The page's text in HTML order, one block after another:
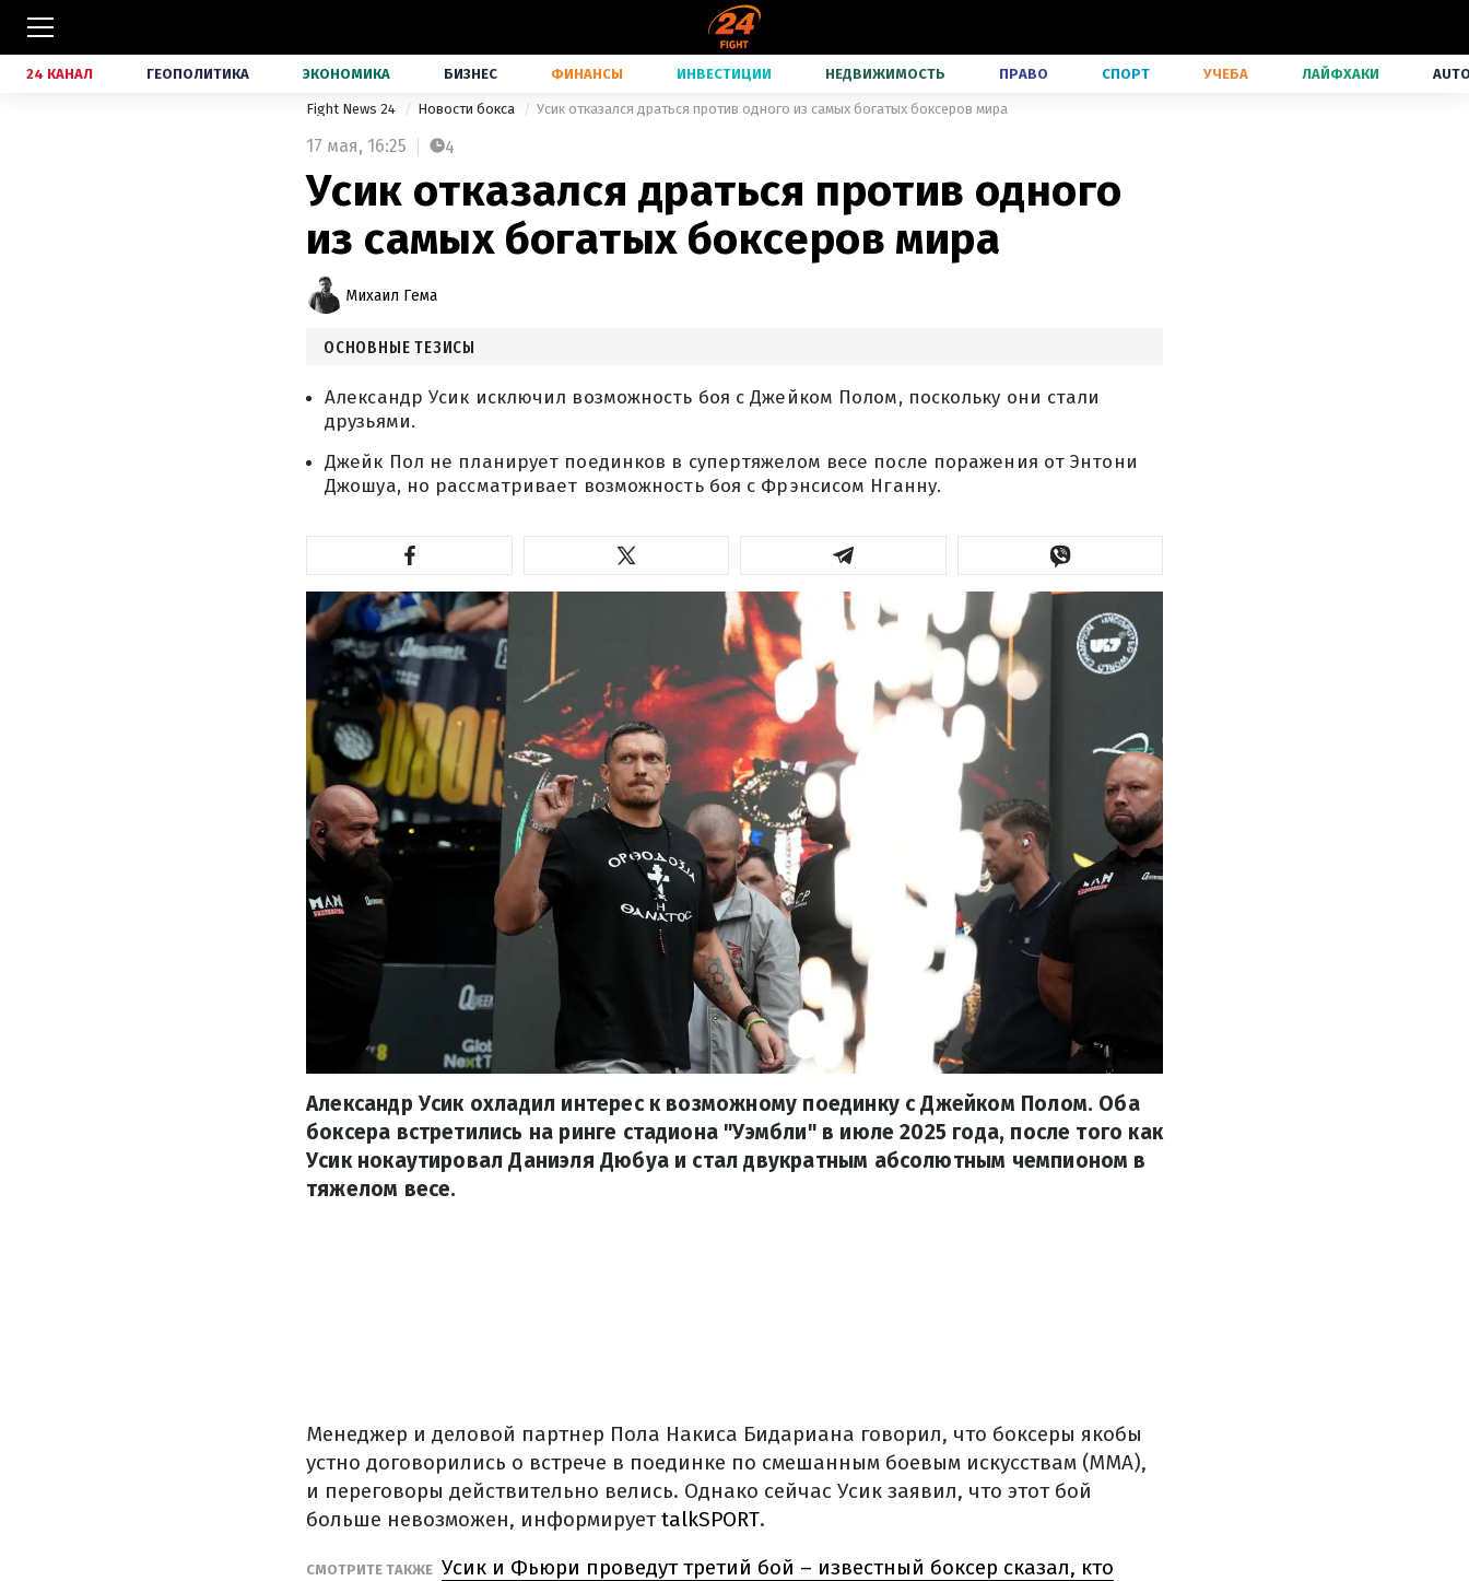
24 КАНАЛ ГЕОПОЛИТИКА ЭКОНОМИКА БИЗНЕС ФИНАНСЫ ИНВЕСТИЦИИ НЕДВИЖИМОСТЬ ПРАВО СПОРТ УЧЕБА ЛАЙФХАКИ
Fight News 24 Новости бокса Усик отказался драться против одного из самых богатых боксеров мира
17 мая, 16:25 4
Усик отказался драться против одного
из самых богатых боксеров мира
Михаил Гема
ОСНОВНЫЕ ТЕЗИСЫ
Александр Усик исключил возможность боя с Джейком Полом, поскольку они стали
друзьями.
Джейк Пол не планирует поединков в супертяжелом весе после поражения от Энтони
Джошуа, но рассматривает возможность боя с Фрэнсисом Нганну.
Александр Усик охладил интерес к возможному поединку с Джейком Полом. Оба
боксера встретились на ринге стадиона "Уэмбли" в июле 2025 года, после того как
Усик нокаутировал Даниэля Дюбуа и стал двукратным абсолютным чемпионом в
тяжелом весе.
Менеджер и деловой партнер Пола Накиса Бидариана говорил, что боксеры якобы
устно договорились о встрече в поединке по смешанным боевым искусствам (ММА),
и переговоры действительно велись. Однако сейчас Усик заявил, что этот бой
больше невозможен, информируетtalkSPORT.
СМОТРИТЕ ТАКЖЕ Усик и Фьюри проведут третий бой – известный боксер сказал, кто